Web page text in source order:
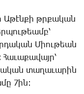
Աթէնքի թրքական
Միութեան
տաղաւարին
7ին: